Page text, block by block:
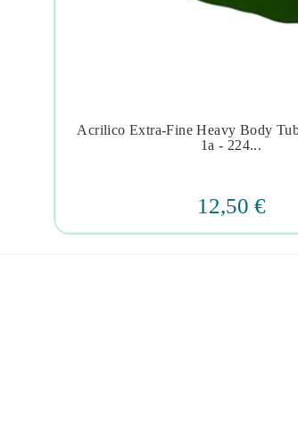
 
Acrilico Extra-Fine Heavy Body
1a - 224...
12,50 €